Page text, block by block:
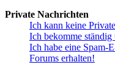
Private Nachrichten
Ich kann keine
Ich bekomme
Ich habe eine Spam-
Forums erhalten!